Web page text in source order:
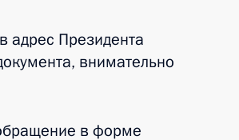
адрес Президента
внимательно
в форме